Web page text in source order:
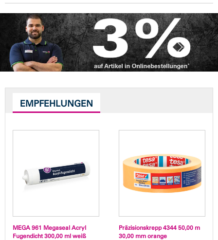
EMPFEHLUNGEN
MEGA 961 Megaseal Acryl
Fugendicht 300,00 ml weiß
Präzisionskrepp 4344 50,00 m
30,00 mm orange